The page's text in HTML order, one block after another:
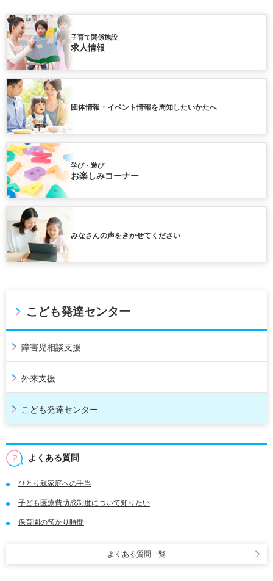
子育て関係施設
求人情報
団体情報・イベント情報を周知したいかたへ
学び・遊び
お楽しみコーナー
みなさんの声をきかせてください
こども発達センター
障害児相談支援
外来支援
こども発達センター
よくある質問
ひとり親家庭への手当
子ども医療費助成制度について知りたい
保育園の預かり時間
よくある質問一覧